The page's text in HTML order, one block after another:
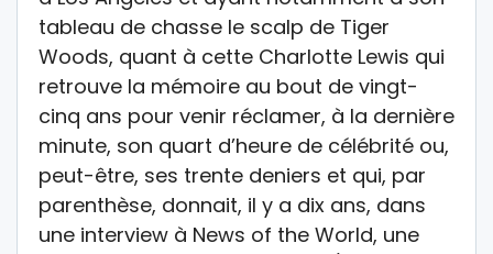
tableau de chasse le scalp de Tiger
Woods, quant à cette Charlotte Lewis qui
retrouve la mémoire au bout de vingt-
cinq ans pour venir réclamer, à la dernière
minute, son quart d’heure de célébrité ou,
peut-être, ses trente deniers et qui, par
parenthèse, donnait, il y a dix ans, dans
une interview à News of the World, une